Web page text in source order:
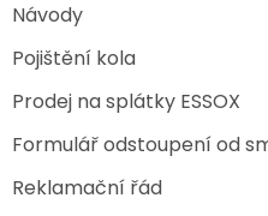
Návody
Pojištění kola
Prodej na splátky ESSOX
Formulář odstoupení od
Reklamační řád